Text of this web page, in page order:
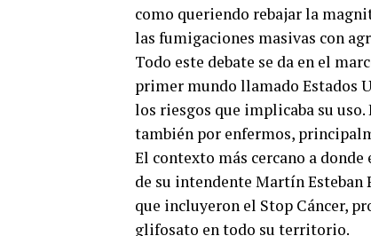
como queriendo rebajar la
las fumigaciones masivas con
Todo este debate se da en el
primer mundo llamado Estados
los riesgos que implicaba su
también por enfermos,
El contexto más cercano a
de su intendente Martín Esteban
que incluyeron el Stop Cáncer,
glifosato en todo su territorio.